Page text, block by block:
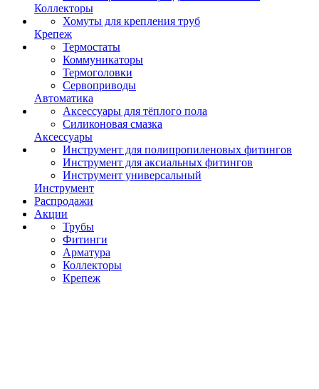
Коллекторы
Хомуты для крепления труб
Крепеж
Термостаты
Коммуникаторы
Термоголовки
Сервоприводы
Автоматика
Аксессуары для тёплого пола
Силиконовая смазка
Аксессуары
Инструмент для полипропиленовых фитингов
Инструмент для аксиальных фитингов
Инструмент универсальный
Инструмент
Распродажи
Акции
Трубы
Фитинги
Арматура
Коллекторы
Крепеж